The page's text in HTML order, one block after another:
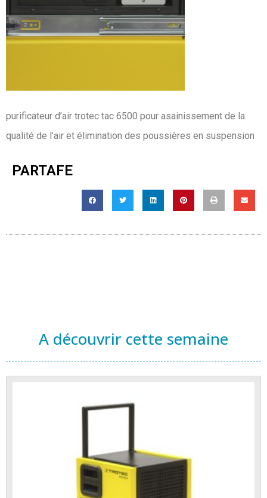
purificateur d’air trotec tac 6500 pour asainissement de la
qualité de l’air et élimination des poussières en suspension
PARTAFE
A découvrir cette semaine